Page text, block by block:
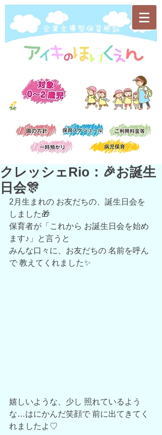
​企業主導型保育施設
クレッシェRio：🎉お誕生
日会🎊
2月生まれの お友だちの、誕生日会を
しました🎁
保育者が「これから お誕生日会を始め
ます♪」と言うと
みんな口々に、お友だちの 名前を呼ん
で 教えてくれました✨
嬉しいような、少し 照れているよう
な…はにかんだ笑顔で 前に出てきてく
れましたよ♡